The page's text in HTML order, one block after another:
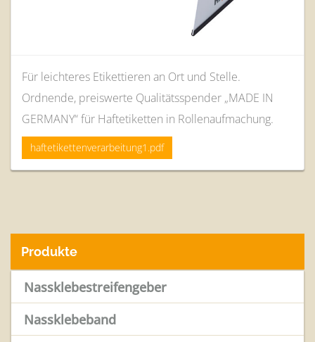
Für leichteres Etikettieren an Ort und Stelle.
Ordnende, preiswerte Qualitätsspender „MADE IN
GERMANY“ für Haftetiketten in Rollenaufmachung.
haftetikettenverarbeitung1.pdf
Produkte
Nassklebestreifengeber
Nassklebeband